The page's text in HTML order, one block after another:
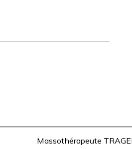
Massothérapeute